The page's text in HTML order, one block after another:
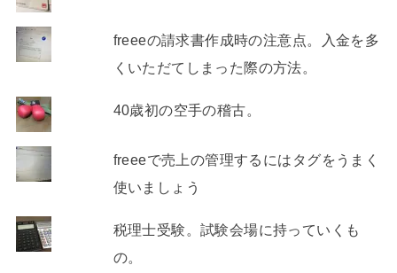
freeeの請求書作成時の注意点。入金を多
くいただてしまった際の方法。
40歳初の空手の稽古。
freeeで売上の管理するにはタグをうまく
使いましょう
税理士受験。試験会場に持っていくも
の。